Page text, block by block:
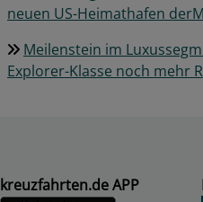
neuen US-Heimathafen
Meilenstein im
Explorer-Klasse noch mehr
kreuzfahrten.de APP